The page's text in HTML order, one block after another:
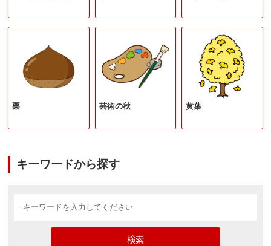
栗 芸術の秋 黄葉
キーワードから探す